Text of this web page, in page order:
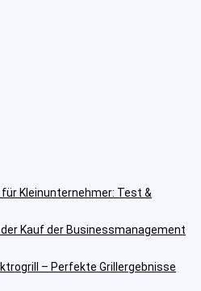
Kleinunternehmer: Test &
Kauf der Businessmanagement
– Perfekte Grillergebnisse